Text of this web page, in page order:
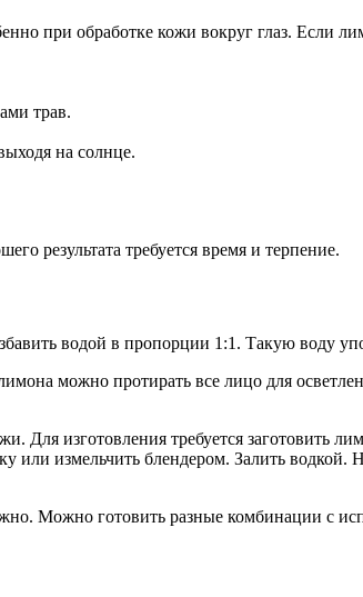
при обработке кожи вокруг глаз. Если
трав.
на солнце.
результата требуется время и терпение.
водой в пропорции 1:1. Такую воду
можно протирать все лицо для
изготовления требуется заготовить
измельчить блендером. Залить водкой.
Можно готовить разные комбинации с